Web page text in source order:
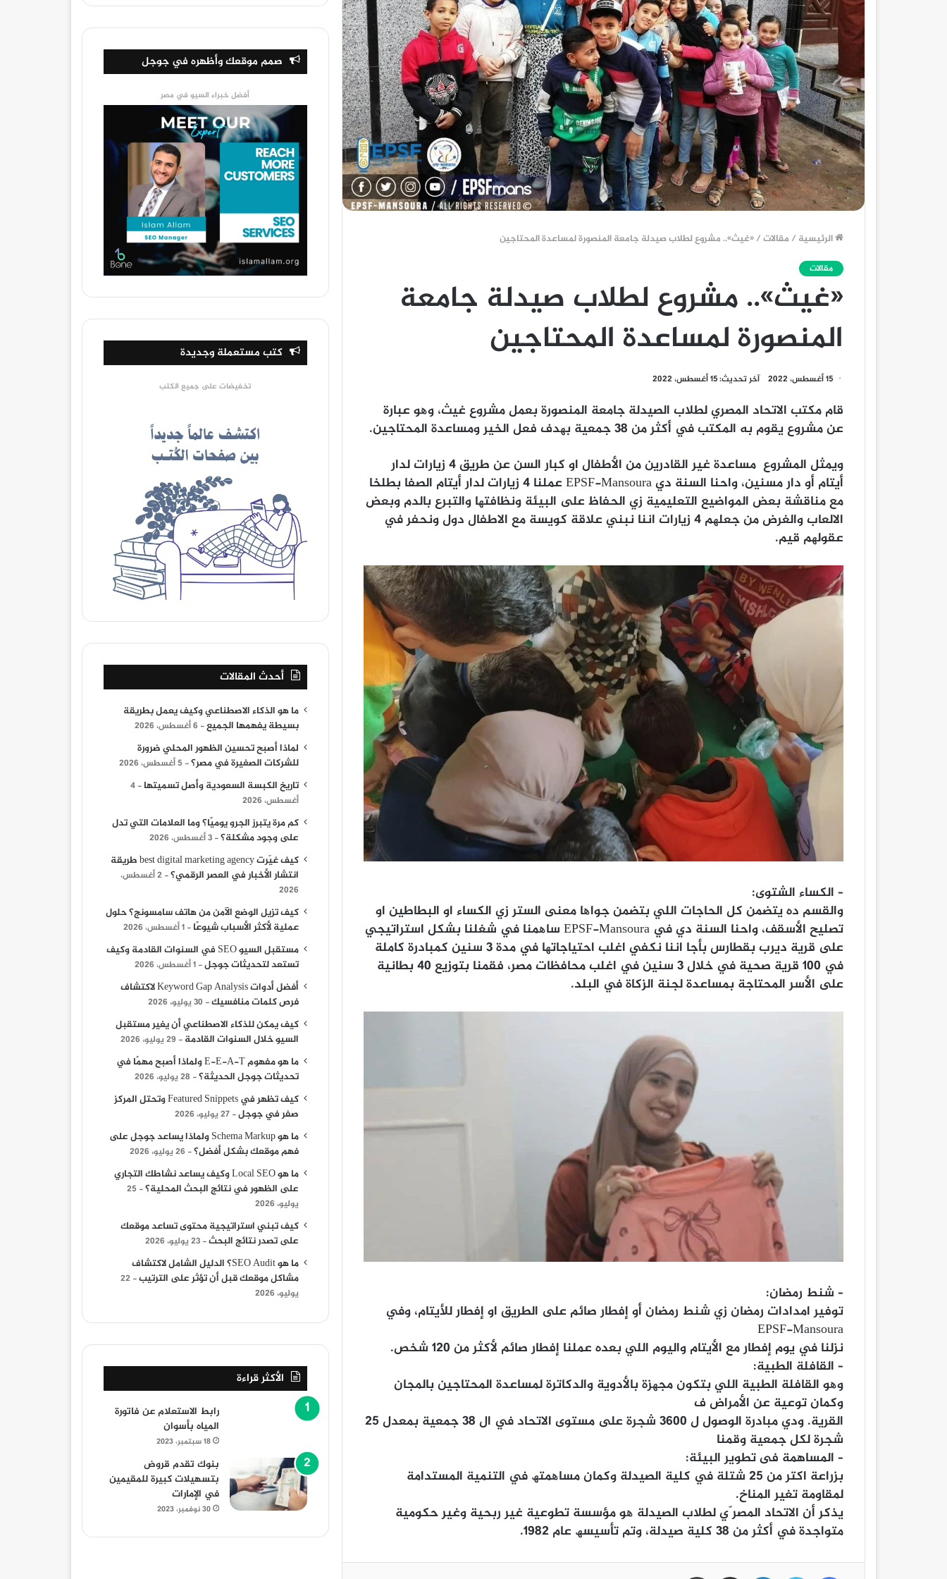
الرئيسية / مقالات/«غيث».. مشروع لطلاب صيدلة جامعة المنصورة لمساعدة المحتاجين
مقالات
«غيث».. مشروع لطلاب صيدلة جامعة
المنصورة لمساعدة المحتاجين
15 أغسطس، 2022 آخر تحديث: 15 أغسطس، 2022
قام مكتب الاتحاد المصري لطلاب الصیدلة جامعة المنصورة بعمل مشروع غیث، وھو عبارة
عن مشروع يقوم به المكتب في أكثر من ۳۸ جمعیة بھدف فعل الخیر ومساعدة المحتاجین.
ویمثل المشروع مساعدة غیر القادرین من الأطفال او كبار السن عن طریق ٤ زیارات لدار
أیتام أو دار مسنین، واحنا السنة دي EPSF-Mansoura عملنا ٤ زیارات لدار أیتام الصفا بطلخا
مع مناقشة بعض المواضیع التعلیمیة زي الحفاظ على البیئة ونظافتھا والتبرع بالدم وبعض
الالعاب والغرض من جعلھم ٤ زیارات اننا نبني علاقة كویسة مع الاطفال دول ونحفر في
عقولھم قیم.
– الكساء الشتوى:
والقسم ده یتضمن كل الحاجات اللي بتضمن جواھا معنى الستر زي الكساء او البطاطین او
تصلیح الأسقف، واحنا السنة دي في EPSF-Mansoura ساھمنا في شغلنا بشكل استراتیجي
على قریة دیرب بقطارس بأجا اننا نكفي اغلب احتیاجاتھا في مدة ۳ سنین كمبادرة كاملة
في ۱۰۰ قریة صحیة في خلال ۳ سنین في اغلب محافظات مصر، فقمنا بتوزیع ٤۰ بطانیة
على الأسر المحتاجة بمساعدة لجنة الزكاة في البلد.
– شنط رمضان:
توفیر امدادات رمضان زي شنط رمضان أو إفطار صائم على الطریق او إفطار للأیتام، وفي
EPSF-Mansoura
نزلنا في یوم إفطار مع الأیتام والیوم اللي بعده عملنا إفطار صائم لأكثر من ۱۲۰ شخص.
– القافلة الطبية:
وھو القافلة الطبیة اللي بتكون مجھزة بالأدویة والدكاترة لمساعدة المحتاجین بالمجان
وكمان توعیة عن الأمراض ف
القریة. ودي مبادرة الوصول ل ۳٦۰۰ شجرة على مستوى الاتحاد في ال ۳۸ جمعیة بمعدل ۲٥
شجرة لكل جمعیة وقمنا
– المساهمة فى تطوير البيئة:
بزراعة اكتر من ۲٥ شتلة في كلیة الصیدلة وكمان مساھمتھ في التنمیة المستدامة
لمقاومة تغیر المناخ.
یذكر أن الاتحاد المصر ّي لطلاب الصیدلة ھو مؤسسة تطوعیة غیر ربحیة وغیر حكومیة
متواجدة في أكثر من ۳۸ كلیة صیدلة، وتم تأسیسھ عام ۱۹۸۲.
صمم موقعك وأظهره في جوجل
أفضل خبراء السيو في مصر
كتب مستعملة وجديدة
تخفيضات على جميع الكتب
أحدث المقالات
ما هو الذكاء الاصطناعي وكيف يعمل بطريقة
بسيطة يفهمها الجميع
6 أغسطس، 2026
لماذا أصبح تحسين الظهور المحلي ضرورة
للشركات الصغيرة في مصر؟
5 أغسطس، 2026
تاريخ الكبسة السعودية وأصل تسميتها
4
أغسطس، 2026
كم مرة يتبرز الجرو يوميًا؟ وما العلامات التي تدل
على وجود مشكلة؟
3 أغسطس، 2026
كيف غيّرت best digital marketing agency طريقة
انتشار الأخبار في العصر الرقمي؟
2 أغسطس،
2026
كيف تزيل الوضع الآمن من هاتف سامسونج؟ حلول
عملية لأكثر الأسباب شيوعًا
1 أغسطس، 2026
مستقبل السيو SEO في السنوات القادمة وكيف
تستعد لتحديثات جوجل
1 أغسطس، 2026
أفضل أدوات Keyword Gap Analysis لاكتشاف
فرص كلمات منافسيك
30 يوليو، 2026
كيف يمكن للذكاء الاصطناعي أن يغير مستقبل
السيو خلال السنوات القادمة
29 يوليو، 2026
ما هو مفهوم E-E-A-T ولماذا أصبح مهمًا في
تحديثات جوجل الحديثة؟
28 يوليو، 2026
كيف تظهر في Featured Snippets وتحتل المركز
صفر في جوجل
27 يوليو، 2026
ما هو Schema Markup ولماذا يساعد جوجل على
فهم موقعك بشكل أفضل؟
26 يوليو، 2026
ما هو Local SEO وكيف يساعد نشاطك التجاري
على الظهور في نتائج البحث المحلية؟
25
يوليو، 2026
كيف تبني استراتيجية محتوى تساعد موقعك
على تصدر نتائج البحث
23 يوليو، 2026
ما هو SEO Audit؟ الدليل الشامل لاكتشاف
مشاكل موقعك قبل أن تؤثر على الترتيب
22
يوليو، 2026
الأكثر قراءة
رابط الاستعلام عن فاتورة
المياه بأسوان
18 سبتمبر، 2023
بنوك تقدم قروض
بتسهيلات كبيرة للمقيمين
في الإمارات
30 نوفمبر، 2023